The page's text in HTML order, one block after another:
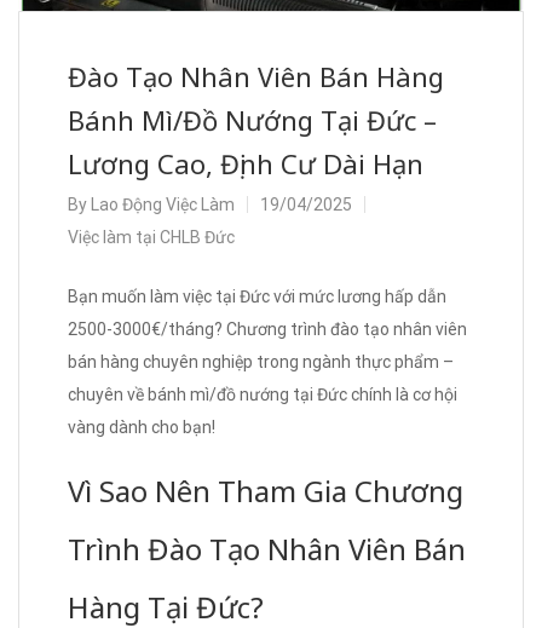
Đào Tạo Nhân Viên Bán Hàng
Bánh Mì/Đồ Nướng Tại Đức –
Lương Cao, Định Cư Dài Hạn
By Lao Động Việc Làm
19/04/2025
Việc làm tại CHLB Đức
Bạn muốn làm việc tại Đức với mức lương hấp dẫn
2500-3000€/tháng? Chương trình đào tạo nhân viên
bán hàng chuyên nghiệp trong ngành thực phẩm –
chuyên về bánh mì/đồ nướng tại Đức chính là cơ hội
vàng dành cho bạn!
Vì Sao Nên Tham Gia Chương
Trình Đào Tạo Nhân Viên Bán
Hàng Tại Đức?